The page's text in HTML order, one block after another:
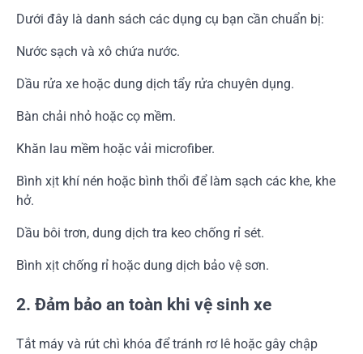
Dưới đây là danh sách các dụng cụ bạn cần chuẩn bị:
Nước sạch và xô chứa nước.
Dầu rửa xe hoặc dung dịch tẩy rửa chuyên dụng.
Bàn chải nhỏ hoặc cọ mềm.
Khăn lau mềm hoặc vải microfiber.
Bình xịt khí nén hoặc bình thổi để làm sạch các khe, khe
hở.
Dầu bôi trơn, dung dịch tra keo chống rỉ sét.
Bình xịt chống rỉ hoặc dung dịch bảo vệ sơn.
2. Đảm bảo an toàn khi vệ sinh xe
Tắt máy và rút chì khóa để tránh rơ lê hoặc gây chập